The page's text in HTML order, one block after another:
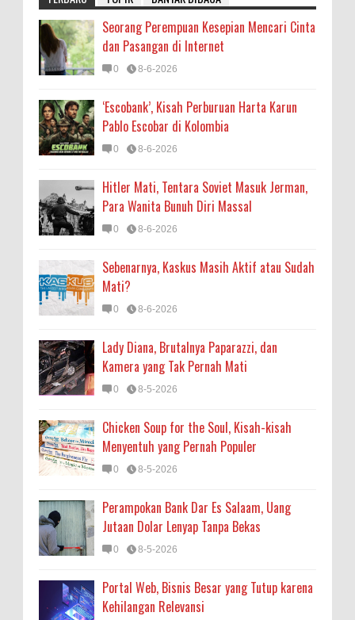
Seorang Perempuan Kesepian Mencari Cinta
dan Pasangan di Internet
0 8-6-2026
‘Escobank’, Kisah Perburuan Harta Karun
Pablo Escobar di Kolombia
0 8-6-2026
Hitler Mati, Tentara Soviet Masuk Jerman,
Para Wanita Bunuh Diri Massal
0 8-6-2026
Sebenarnya, Kaskus Masih Aktif atau Sudah
Mati?
0 8-6-2026
Lady Diana, Brutalnya Paparazzi, dan
Kamera yang Tak Pernah Mati
0 8-5-2026
Chicken Soup for the Soul, Kisah-kisah
Menyentuh yang Pernah Populer
0 8-5-2026
Perampokan Bank Dar Es Salaam, Uang
Jutaan Dolar Lenyap Tanpa Bekas
0 8-5-2026
Portal Web, Bisnis Besar yang Tutup karena
Kehilangan Relevansi